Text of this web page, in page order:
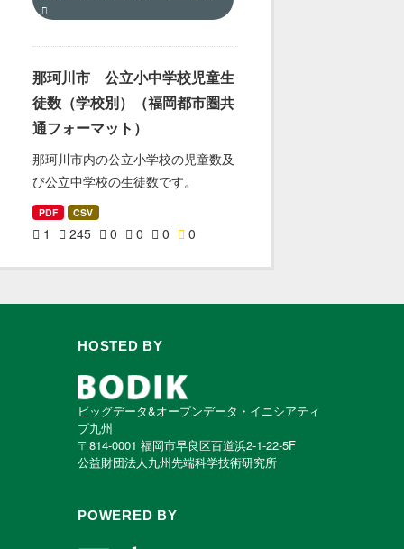
那珂川市 公立小中学校児童生
徒数（学校別）（福岡都市圏共
通フォーマット）
那珂川市内の公立小学校の児童数及
び公立中学校の生徒数です。
PDF CSV
1 245 0 0 0 0
HOSTED BY
ビッグデータ&オープンデータ・イニシアティ
ブ九州
〒814-0001 福岡市早良区百道浜2-1-22-5F
公益財団法人九州先端科学技術研究所
POWERED BY